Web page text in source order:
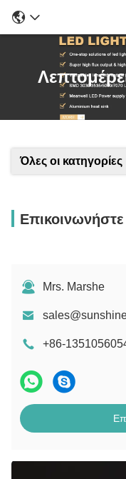
Όλες οι κατηγορίες
Επικοινωνήστε
Mrs. Marshe
+86-